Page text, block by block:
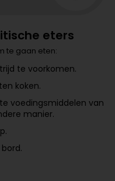
eters
te gaan eten:
te voorkomen.
koken.
voedingsmiddelen van
manier.